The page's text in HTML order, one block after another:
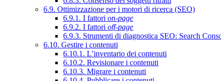
6.9. Ottimizzazione per i motori di ricerca (SEO)
6.9.1. I fattori on-page
6.9.2. I fattori off-page
6.9.3. Strumenti di diagnostica SEO: Search
6.10. Gestire i contenuti
6.10.1. L’inventario dei contenuti
6.10.2. Revisionare i contenuti
6.10.3. Migrare i contenuti